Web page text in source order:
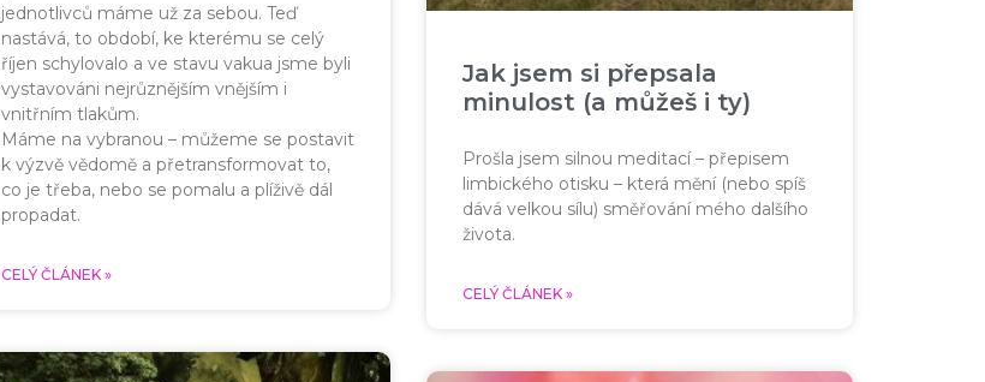
jednotlivců máme už za sebou. Teď
nastává, to období, ke kterému se celý
říjen schylovalo a ve stavu vakua jsme byli
vystavováni nejrůznějším vnějším i
vnitřním tlakům.
Máme na vybranou – můžeme se postavit
k výzvě vědomě a přetransformovat to,
co je třeba, nebo se pomalu a plíživě dál
propadat.
CELÝ ČLÁNEK »
Jak jsem si přepsala
minulost (a můžeš i ty)
Prošla jsem silnou meditací – přepisem
limbického otisku – která mění (nebo spíš
dává velkou sílu) směřování mého dalšího
života.
CELÝ ČLÁNEK »